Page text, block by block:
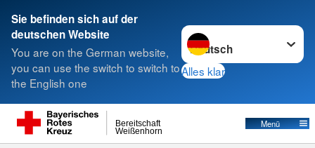
Sie befinden sich auf der
deutschen Website
You are on the German website,
you can use the switch to switch to
the English one
Sprache wechseln zu
Alles klar
Weißenhorn
Bereitschaft Menü
Suche
Vorstand